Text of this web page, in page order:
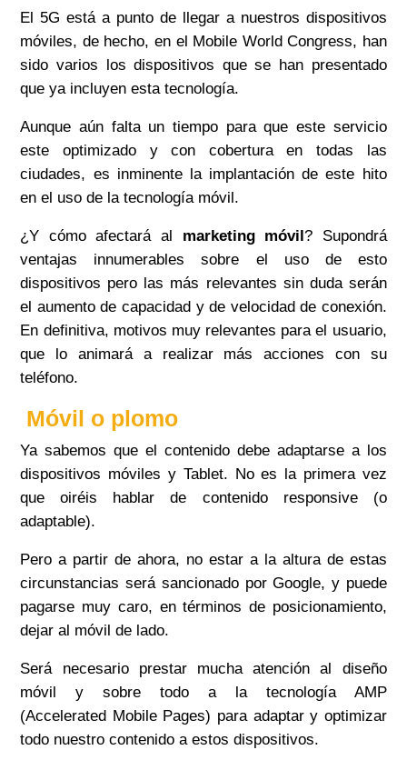
El 5G está a punto de llegar a nuestros dispositivos
móviles, de hecho, en el Mobile World Congress, han
sido varios los dispositivos que se han presentado
que ya incluyen esta tecnología.
Aunque aún falta un tiempo para que este servicio
este optimizado y con cobertura en todas las
ciudades, es inminente la implantación de este hito
en el uso de la tecnología móvil.
¿Y cómo afectará al marketing móvil? Supondrá
ventajas innumerables sobre el uso de esto
dispositivos pero las más relevantes sin duda serán
el aumento de capacidad y de velocidad de conexión.
En definitiva, motivos muy relevantes para el usuario,
que lo animará a realizar más acciones con su
teléfono.
Móvil o plomo
Ya sabemos que el contenido debe adaptarse a los
dispositivos móviles y Tablet. No es la primera vez
que oiréis hablar de contenido responsive(o
adaptable).
Pero a partir de ahora, no estar a la altura de estas
circunstancias será sancionado por Google, y puede
pagarse muy caro, en términos de posicionamiento,
dejar al móvil de lado.
Será necesario prestar mucha atención al diseño
móvil y sobre todo a la tecnología AMP
(Accelerated Mobile Pages) para adaptar y optimizar
todo nuestro contenido a estos dispositivos.